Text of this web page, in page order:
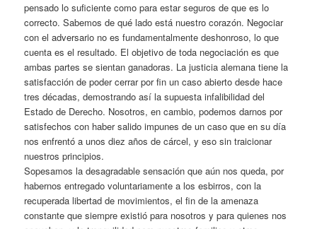
pensado lo suficiente como para estar seguros de que es lo
correcto. Sabemos de qué lado está nuestro corazón. Negociar
con el adversario no es fundamentalmente deshonroso, lo que
cuenta es el resultado. El objetivo de toda negociación es que
ambas partes se sientan ganadoras. La justicia alemana tiene la
satisfacción de poder cerrar por fin un caso abierto desde hace
tres décadas, demostrando así la supuesta infalibilidad del
Estado de Derecho. Nosotros, en cambio, podemos darnos por
satisfechos con haber salido impunes de un caso que en su día
nos enfrentó a unos diez años de cárcel, y eso sin traicionar
nuestros principios.
Sopesamos la desagradable sensación que aún nos queda, por
habernos entregado voluntariamente a los esbirros, con la
recuperada libertad de movimientos, el fin de la amenaza
constante que siempre existió para nosotros y para quienes nos